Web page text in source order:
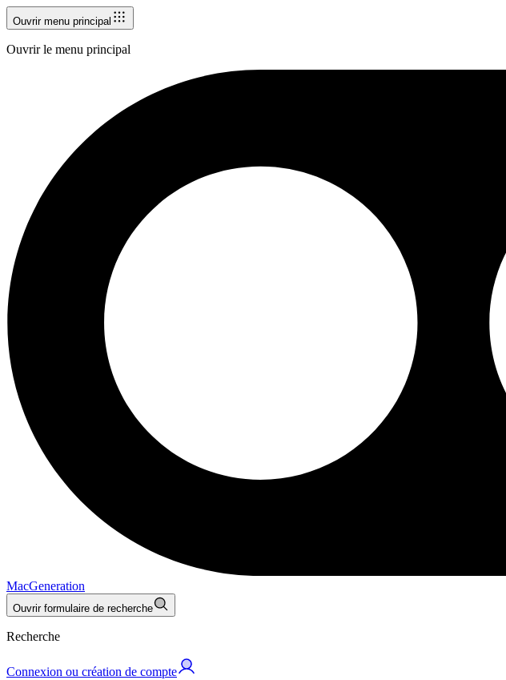
Ouvrir menu principal
Ouvrir le menu principal
MacGeneration
Ouvrir formulaire de recherche
Recherche
Connexion ou création de compte